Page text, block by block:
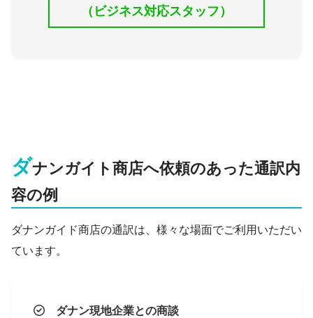
（ビジネス対応スタッフ）
ダナンガイト商店へ依頼のあった通訳内
容の例
ダナンガイド商店の通訳は、様々な場面でご利用いただい
ています。
ダナン現地企業との商談